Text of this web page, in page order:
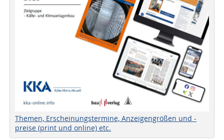
Themen, Erscheinungstermine, Anzeigengrößen und -
preise (print und online) etc.